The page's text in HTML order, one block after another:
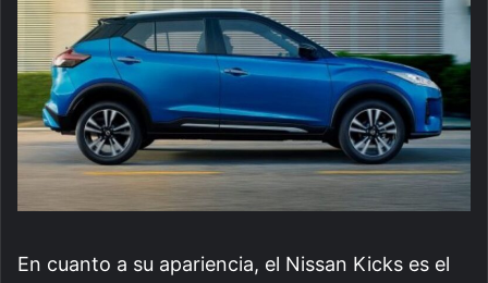
En cuanto a su apariencia, el Nissan Kicks es el